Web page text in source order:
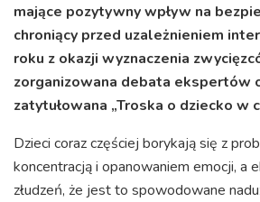
mające pozytywny wpływ na
chroniący przed uzależnieniem
roku z okazji wyznaczenia
zorganizowana debata ekspertów
zatytułowana „Troska o dziecko w
Dzieci coraz częściej borykają się z
koncentracją i opanowaniem emocji, a
złudzeń, że jest to spowodowane